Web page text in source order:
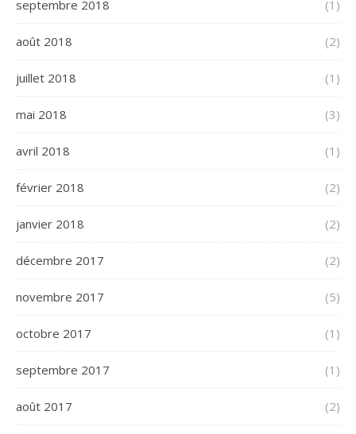
septembre 2018 (1)
août 2018 (2)
juillet 2018 (1)
mai 2018 (3)
avril 2018 (1)
février 2018 (2)
janvier 2018 (2)
décembre 2017 (2)
novembre 2017 (5)
octobre 2017 (1)
septembre 2017 (1)
août 2017 (2)